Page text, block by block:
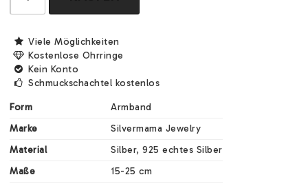
Viele Möglichkeiten
Kostenlose Ohrringe
Kein Konto
Schmuckschachtel kostenlos
Form
Armband
Marke
Silvermama Jewelry
Material
Silber, 925 echtes Silber
Maße
15-25 cm